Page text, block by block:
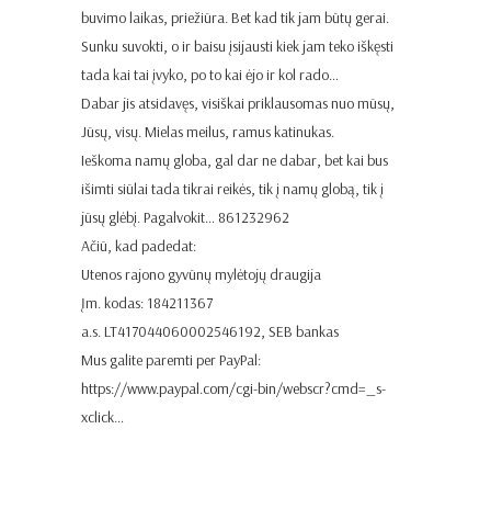
buvimo laikas, priežiūra. Bet kad tik jam būtų gerai.
Sunku suvokti, o ir baisu įsijausti kiek jam teko iškęsti
tada kai tai įvyko, po to kai ėjo ir kol rado…
Dabar jis atsidavęs, visiškai priklausomas nuo mūsų,
Jūsų, visų. Mielas meilus, ramus katinukas.
Ieškoma namų globa, gal dar ne dabar, bet kai bus
išimti siūlai tada tikrai reikės, tik į namų globą, tik į
jūsų glėbį. Pagalvokit… 861232962
Ačiū, kad padedat:
Utenos rajono gyvūnų mylėtojų draugija
Įm. kodas: 184211367
a.s. LT417044060002546192, SEB bankas
Mus galite paremti per PayPal:
https://www.paypal.com/cgi-bin/webscr?cmd=_s-
xclick…